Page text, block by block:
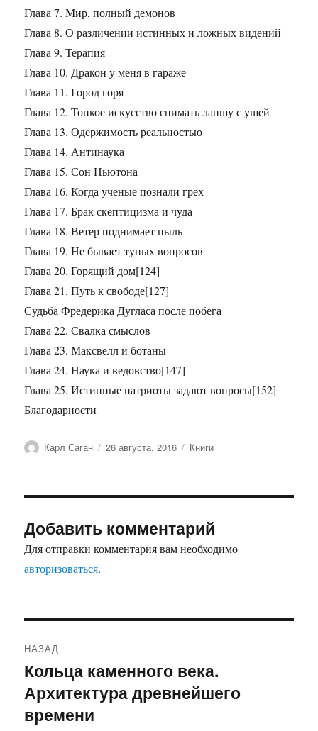
Глава 7. Мир, полный демонов
Глава 8. О различении истинных и ложных видений
Глава 9. Терапия
Глава 10. Дракон у меня в гараже
Глава 11. Город горя
Глава 12. Тонкое искусство снимать лапшу с ушей
Глава 13. Одержимость реальностью
Глава 14. Антинаука
Глава 15. Сон Ньютона
Глава 16. Когда ученые познали грех
Глава 17. Брак скептицизма и чуда
Глава 18. Ветер поднимает пыль
Глава 19. Не бывает тупых вопросов
Глава 20. Горящий дом[124]
Глава 21. Путь к свободе[127]
Судьба Фредерика Дугласа после побега
Глава 22. Свалка смыслов
Глава 23. Максвелл и ботаны
Глава 24. Наука и ведовство[147]
Глава 25. Истинные патриоты задают вопросы[152]
Благодарности
Автор
Карл Саган Опубликовано
26 августа, 2016 Рубрики
Книги
Добавить комментарий
Для отправки комментария вам необходимо
авторизоваться.
по
записям
НАЗАД
Предыдущая
запись:
Кольца каменного века.
Архитектура древнейшего
времени